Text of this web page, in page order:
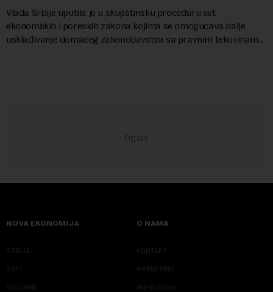
Vlada Srbije uputila je u skupštinsku proceduru set
ekonomskih i poreskih zakona kojima se omogućava dalje
usklađivanje domaćeg zakonodavstva sa pravnim tekovinama
NOVA EKONOMIJA
SRBIJA
SVET
KOLUMNE
O NAMA
KONTAKT
MARKETING
IMPRESSUM